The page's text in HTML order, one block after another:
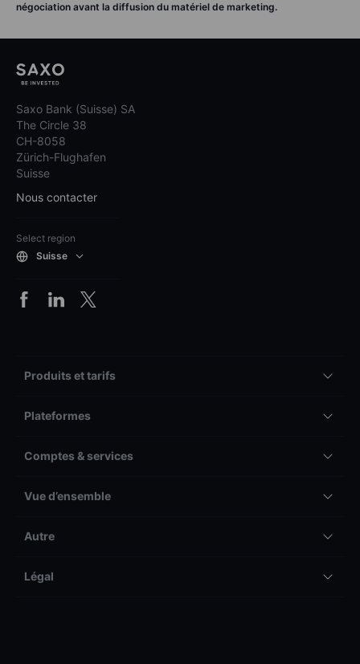
négociation avant la diffusion du matériel de marketing.
Saxo Bank (Suisse) SA
The Circle 38
CH-8058
Zürich-Flughafen
Suisse
Nous contacter
Select region
Suisse
Produits et tarifs
Plateformes
Comptes & services
Vue d’ensemble
Autre
Légal